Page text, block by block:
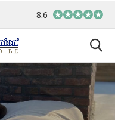
In eigen atelier
8.6